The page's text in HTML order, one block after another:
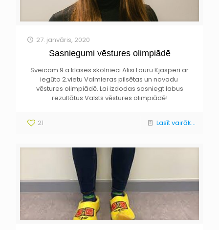
27. janvāris, 2020
Sasniegumi vēstures olimpiādē
Sveicam 9.a klases skolnieci Alisi Lauru Kjasperi ar
iegūto 2.vietu Valmieras pilsētas un novadu
vēstures olimpiādē. Lai izdodas sasniegt labus
rezultātus Valsts vēstures olimpiādē!
21 Lasīt vairāk...